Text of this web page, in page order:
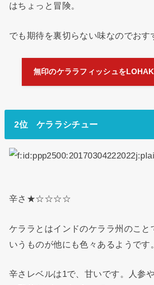
はちょっと冒険。
でも期待を裏切らない味なのでおす
無印のケララフィッシュを
2位 ケララシチュー
辛さ★☆☆☆☆
ケララとはインドのケララ州のこと
いうものが他にも色々あるようです。
辛さレベルは1で、甘いです。人参